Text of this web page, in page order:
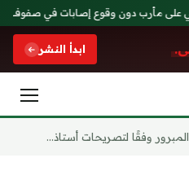
مأرب دون وقوع إصابات في صفوف قواته
ابدأ النشر
وفقًا لتصريحات أستاذ...